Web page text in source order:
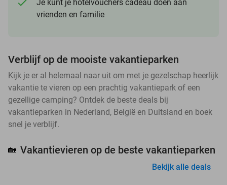
Je kunt je hotelvouchers cadeau doen aan
vrienden en familie
Verblijf op de mooiste vakantieparken
Kijk je er al helemaal naar uit om met je gezelschap heerlijk
vakantie te vieren op een prachtig vakantiepark of een
gezellige camping? Ontdek de beste deals bij
vakantieparken in Nederland, België en Duitsland en boek
snel je verblijf.
🏡 Vakantievieren op de beste vakantieparken
Bekijk alle deals